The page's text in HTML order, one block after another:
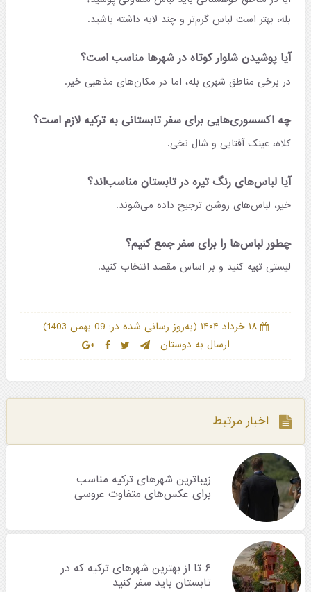
بله، بهتر است لباس گرم‌تر و چند لایه داشته باشید.
آیا پوشیدن شلوار کوتاه در شهرها مناسب است؟
در برخی مناطق شهری بله، اما در مکان‌های مذهبی خیر.
چه اکسسوری‌هایی برای سفر تابستانی به ترکیه لازم است؟
کلاه، عینک آفتابی و شال نخی.
آیا لباس‌های رنگ تیره در تابستان مناسب‌اند؟
خیر، لباس‌های روشن ترجیح داده می‌شوند.
چطور لباس‌ها را برای سفر جمع کنیم؟
لیستی تهیه کنید و بر اساس مقصد انتخاب کنید.
۱۸ خرداد ۱۴۰۴ (به‌روز رسانی شده در: 09 بهمن 1403
)
ارسال به دوستان
اخبار مرتبط
زیباترین شهرهای ترکیه مناسب
برای عکس‌های متفاوت عروسی
۶ تا از بهترین شهرهای ترکیه که در
تابستان باید سفر کنید